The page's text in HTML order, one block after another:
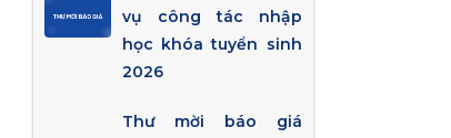
vụ công tác nhập
học khóa tuyển sinh
2026
Thư mời báo giá